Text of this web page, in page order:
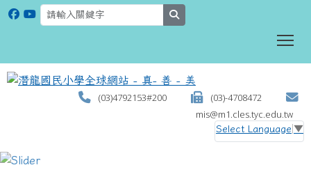
(03)4792153#200
(03)-4708472
mis@m1.cles.tyc.edu.tw
Select Language ▼